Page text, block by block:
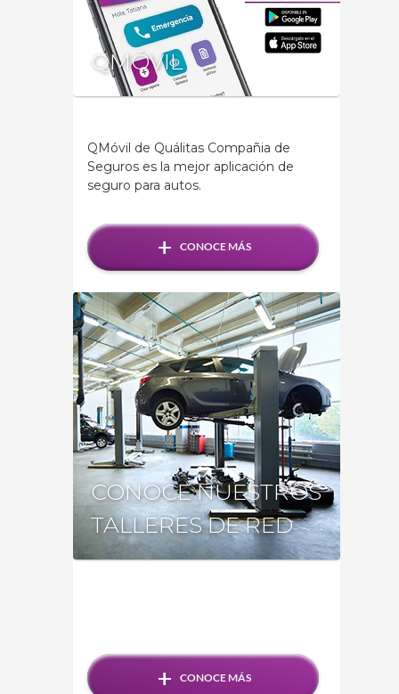
QMÓVIL
QMóvil de Quálitas Compañia de
Seguros es la mejor aplicación de
seguro para autos.
+ CONOCE MÁS
CONOCE NUESTROS
TALLERES DE RED
+ CONOCE MÁS